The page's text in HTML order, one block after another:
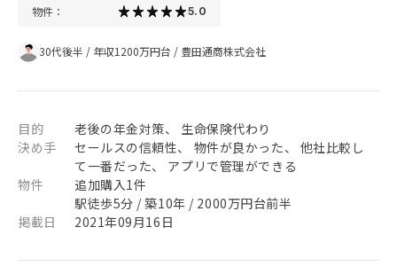
物件： 5.0
30代後半 / 年収1200万円台 / 豊田通商株式会社
目的
老後の年金対策、 生命保険代わり
決め手
セールスの信頼性、 物件が良かった、 他社比較し
て一番だった、 アプリで管理ができる
物件
追加購入1件
駅徒歩5分 / 築10年 / 2000万円台前半
掲載日
2021年09月16日